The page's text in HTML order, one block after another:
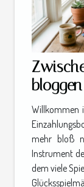
online-
Willkommen
mehr bloß
Instrument
dem viele